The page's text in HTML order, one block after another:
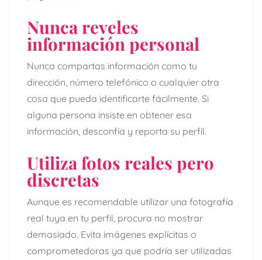
Nunca reveles
información personal
Nunca compartas información como tu
dirección, número telefónico o cualquier otra
cosa que pueda identificarte fácilmente. Si
alguna persona insiste en obtener esa
información, desconfía y reporta su perfil.
Utiliza fotos reales pero
discretas
Aunque es recomendable utilizar una fotografía
real tuya en tu perfil, procura no mostrar
demasiado. Evita imágenes explícitas o
comprometedoras ya que podría ser utilizadas